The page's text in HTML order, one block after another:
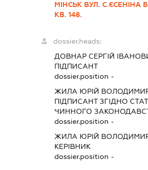
МІНСЬК ВУЛ. С.ЄСЕНІНА
КВ. 148.
dossier.heads:
ДОВНАР СЕРГІЙ
ПІДПИСАНТ
dossier.position -
ЖИЛА ЮРІЙ
ПІДПИСАНТЗГІДНО
ЧИННОГО
dossier.position -
ЖИЛА ЮРІЙ
КЕРІВНИК
dossier.position -